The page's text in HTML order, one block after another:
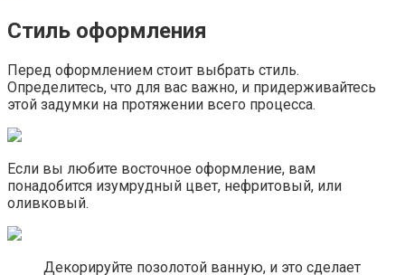
Стиль оформления
Перед оформлением стоит выбрать стиль.
Определитесь, что для вас важно, и придерживайтесь
этой задумки на протяжении всего процесса.
Если вы любите восточное оформление, вам
понадобится изумрудный цвет, нефритовый, или
оливковый.
Декорируйте позолотой ванную, и это сделает